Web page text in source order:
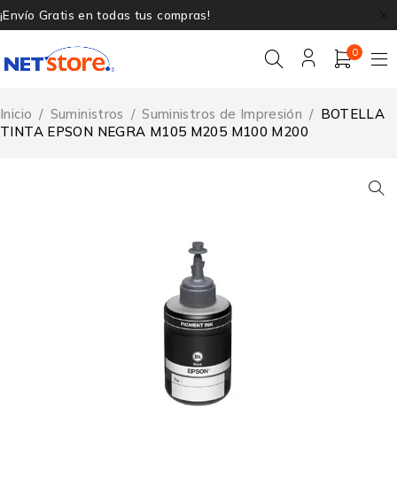
¡Envío Gratis en todas tus compras!
0
Inicio / Suministros / Suministros de Impresión / BOTELLA
TINTA EPSON NEGRA M105 M205 M100 M200